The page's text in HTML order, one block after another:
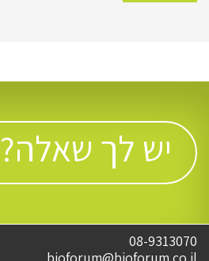
יש לך שאלה?
08-9313070